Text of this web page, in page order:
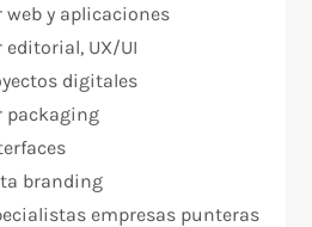
web y aplicaciones
editorial, UX/UI
digitales
packaging
branding
empresas punteras